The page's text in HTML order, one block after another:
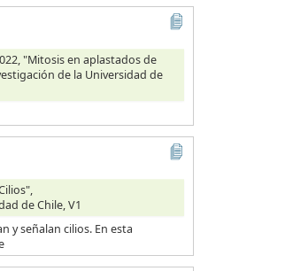
"Mitosis en aplastados de
de la Universidad de
de Chile, V1
y señalan cilios. En esta